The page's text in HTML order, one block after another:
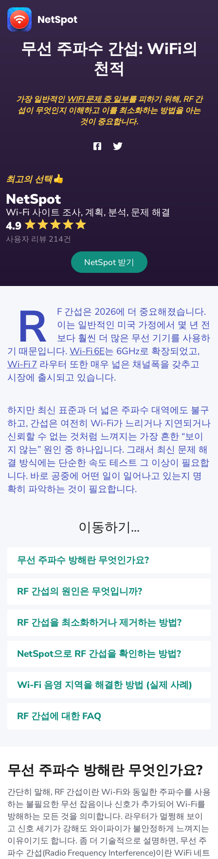
무선 주파수 간섭: WiFi의
천적
가장 일반적인 WIFI 문제 중 일부를 피하기 위해, RF 간
섭이 무엇인지 이해하고 이를 최소화하는 방법을 아는
것이 중요합니다.
최고의 선택
NetSpot
Wi-Fi 사이트 조사, 계획, 분석, 문제 해결
4.9
사용자 리뷰 214건
NetSpot 받기
R
F 간섭은 2026에 더 중요해졌습니다.
이는 일반적인 미국 가정에서 몇 년 전
보다 훨씬 더 많은 무선 기기를 사용하
기 때문입니다.Wi‑Fi 6E는 6GHz로 확장되었고,
Wi‑Fi 7 라우터 또한 매우 넓은 채널폭을 갖추고
시장에 출시되고 있습니다.
하지만 최신 표준과 더 넓은 주파수 대역에도 불구
하고, 간섭은 여전히 Wi-Fi가 느리거나 지연되거나
신뢰할 수 없는 것처럼 느껴지는 가장 흔한 “보이
지 않는” 원인 중 하나입니다. 그래서 최신 문제 해
결 방식에는 단순한 속도 테스트 그 이상이 필요합
니다. 바로 공중에 어떤 일이 일어나고 있는지 명
확히 파악하는 것이 필요합니다.
이동하기...
무선 주파수 방해란 무엇인가요?
RF 간섭의 원인은 무엇입니까?
RF 간섭을 최소화하거나 제거하는 방법?
NetSpot으로 RF 간섭을 확인하는 방법?
Wi-Fi 음영 지역을 해결한 방법 (실제 사례)
RF 간섭에 대한 FAQ
무선 주파수 방해란 무엇인가요?
간단히 말해, RF 간섭이란 Wi-Fi와 동일한 주파수를 사용
하는 불필요한 무선 잡음이나 신호가 추가되어 Wi-Fi를
방해하는 모든 것을 의미합니다. 라우터가 멀쩡해 보이
고 신호 세기가 강해도 와이파이가 불안정하게 느껴지는
이유이기도 합니다. 좀 더 기술적으로 설명하면, 무선 주
파수 간섭(Radio Frequency Interference)이란 WiFi 네트